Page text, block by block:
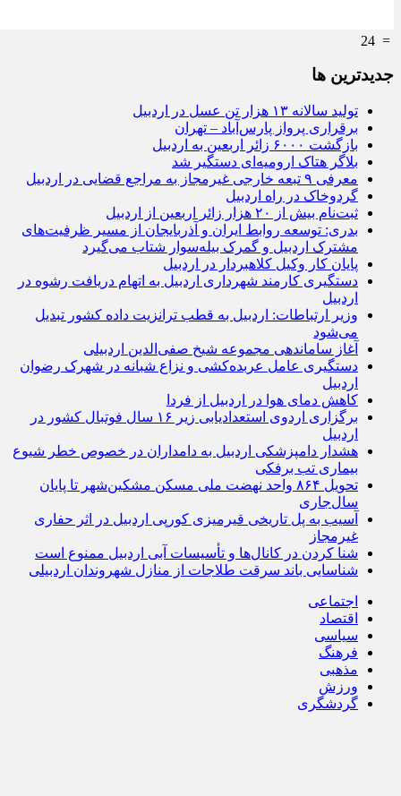
=
24
جديدترين ها
تولید سالانه ۱۳ هزار تن عسل در اردبیل
برقراری پرواز پارس‌آباد – تهران
بازگشت ۶۰۰۰ زائر اربعین به اردبیل
بلاگر هتاک ارومیه‌ای دستگیر شد
معرفی ۹ تبعه خارجی غیرمجاز به مراجع قضایی در اردبیل
گردوخاک در راه اردبیل
ثبت‌نام بیش از ۲۰ هزار زائر اربعین از اردبیل
بدری: توسعه روابط ایران و آذربایجان از مسیر ظرفیت‌های
مشترک اردبیل و گمرک بیله‌سوار شتاب می‌گیرد
پایان کار وکیل کلاهبردار در اردبیل
دستگیری کارمند شهرداری اردبیل به اتهام دریافت رشوه در
اردبیل
وزیر ارتباطات: اردبیل به قطب ترانزیت داده کشور تبدیل
می‌شود
آغاز ساماندهی مجموعه شیخ صفی‌الدین اردبیلی
دستگیری عامل عربده‌کشی و نزاع شبانه در شهرک رضوان
اردبیل
کاهش دمای هوا در اردبیل از فردا
برگزاری اردوی استعدادیابی زیر ۱۶ سال فوتبال کشور در
اردبیل
هشدار دامپزشکی اردبیل به دامداران در خصوص خطر شیوع
بیماری تب برفکی
تحویل ۸۶۴ واحد نهضت ملی مسکن مشکین‌شهر تا پایان
سال‌جاری
آسیب به پل تاریخی قیرمیزی کورپی اردبیل در اثر حفاری
غیرمجاز
شنا کردن در کانال‌ها و تأسیسات آبی اردبیل ممنوع است
شناسایی باند سرقت طلاجات از منازل شهروندان اردبیلی
اجتماعی
اقتصاد
سیاسی
فرهنگ
مذهبی
ورزش
گردشگری